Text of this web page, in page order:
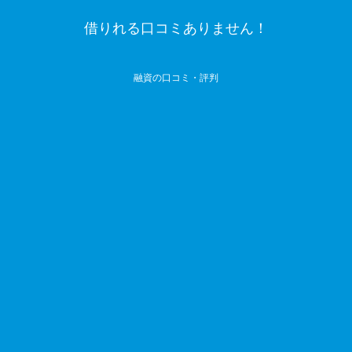
借りれる口コミありません！
融資の口コミ・評判